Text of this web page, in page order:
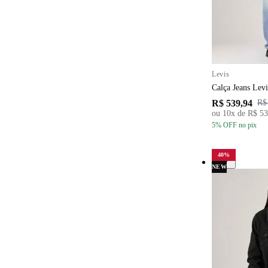
Levis
Calça Jeans
R$ 539,94
ou 10x de R$
5% OFF no pix
40%
NEW